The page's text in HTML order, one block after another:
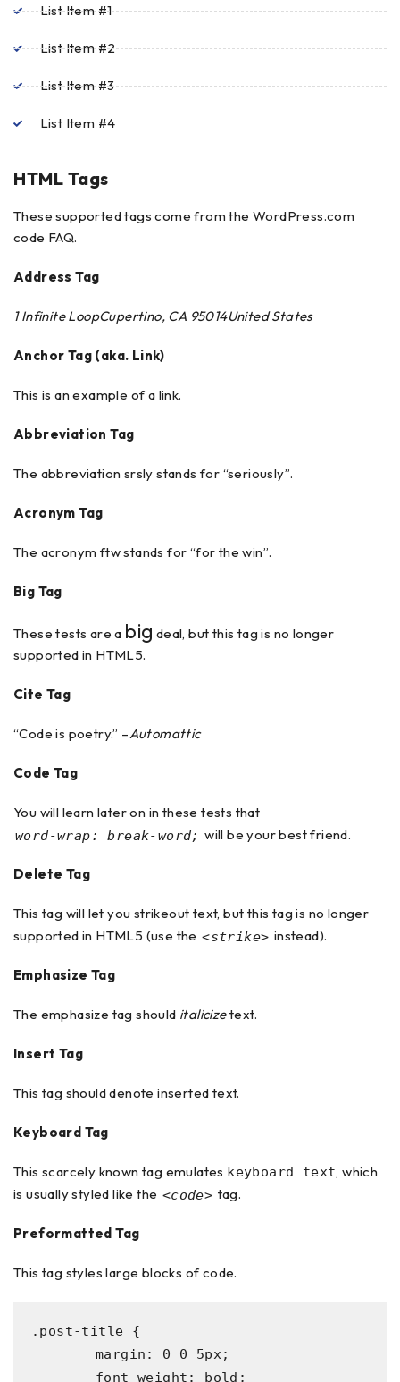
List Item #1
List Item #2
List Item #3
List Item #4
HTML Tags
These supported tags come from the WordPress.com
code FAQ.
Address Tag
1 Infinite LoopCupertino, CA 95014United States
Anchor Tag (aka. Link)
This is an example of a link.
Abbreviation Tag
The abbreviation srsly stands for “seriously”.
Acronym Tag
The acronym ftwstands for “for the win”.
Big Tag
These tests are a big deal, but this tag is no longer
supported in HTML5.
Cite Tag
“Code is poetry.” –Automattic
Code Tag
You will learn later on in these tests that
word-wrap: break-word; will be your best friend.
Delete Tag
This tag will let youstrikeout text, but this tag is no longer
supported in HTML5 (use the <strike> instead).
Emphasize Tag
The emphasize tag should italicizetext.
Insert Tag
This tag should denoteinserted text.
Keyboard Tag
This scarcely known tag emulates keyboard text, which
is usually styled like the <code> tag.
Preformatted Tag
This tag styles large blocks of code.
.post-title {